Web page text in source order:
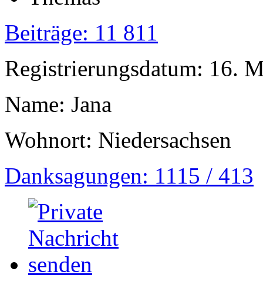
Beiträge: 11 811
Registrierungsdatum: 16.
Name: Jana
Wohnort: Niedersachsen
Danksagungen: 1115 / 413